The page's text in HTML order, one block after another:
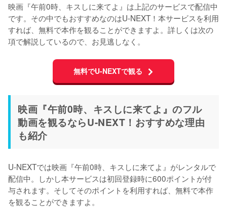
映画『午前0時、キスしに来てよ』は上記のサービスで配信中
です。その中でもおすすめなのはU-NEXT！本サービスを利用
すれば、無料で本作を観ることができますよ。詳しくは次の
項で解説しているので、お見逃しなく。
無料でU-NEXTで観る
映画『午前0時、キスしに来てよ』のフル
動画を観るならU-NEXT！おすすめな理由
も紹介
U-NEXTでは映画『午前0時、キスしに来てよ』がレンタルで
配信中。しかし本サービスは初回登録時に600ポイントが付
与されます。そしてそのポイントを利用すれば、無料で本作
を観ることができますよ。